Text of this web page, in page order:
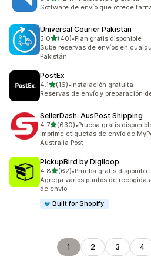
124 reseñas en total
Software de envío que ofrece
Universal Courier Pakistan
5.0de 5 estrellas
(40)
40 reseñas en total
•Plan gratis disponible
Sube reservas de envíos en
Pakistán.
PostEx
4.1de 5 estrellas
(16)
16 reseñas en total
•Instalación gratuita
Reservas de envío y preparación
SellerDash: AusPost Shipping
4.7de 5 estrellas
(630)
630 reseñas en total
•Prueba gratis
Imprime etiquetas de envío de
Australia Post
PickupBird by Digiloop
4.8de 5 estrellas
(62)
62 reseñas en total
•Prueba gratis disponible
Agrega varios puntos de recogida
de envío
Built for Shopify
1 2 3 4